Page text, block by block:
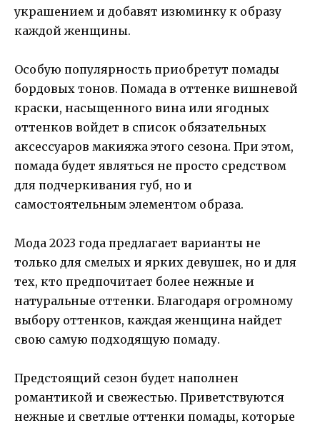
украшением и добавят изюминку к образу
каждой женщины.
Особую популярность приобретут помады
бордовых тонов. Помада в оттенке вишневой
краски, насыщенного вина или ягодных
оттенков войдет в список обязательных
аксессуаров макияжа этого сезона. При этом,
помада будет являться не просто средством
для подчеркивания губ, но и
самостоятельным элементом образа.
Мода 2023 года предлагает варианты не
только для смелых и ярких девушек, но и для
тех, кто предпочитает более нежные и
натуральные оттенки. Благодаря огромному
выбору оттенков, каждая женщина найдет
свою самую подходящую помаду.
Предстоящий сезон будет наполнен
романтикой и свежестью. Приветствуются
нежные и светлые оттенки помады, которые